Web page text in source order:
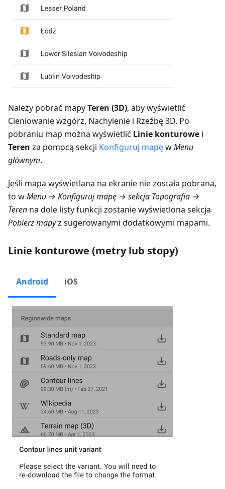
Należy pobrać mapyTeren (3D), aby wyświetlić
Cieniowanie wzgórz, Nachylenie i Rzeźbę 3D. Po
pobraniu map można wyświetlić Linie konturowe i
Teren za pomocą sekcji Konfiguruj mapęwMenu
głównym.
Jeśli mapa wyświetlana na ekranie nie została pobrana,
to wMenu → Konfiguruj mapę → sekcja Topografia →
Teren na dole listy funkcji zostanie wyświetlona sekcja
Pobierz mapyz sugerowanymi dodatkowymi mapami.
Linie konturowe (metry lub stopy)
Android iOS